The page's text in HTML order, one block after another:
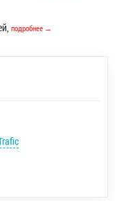
подробнее →